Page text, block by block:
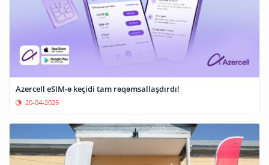
Azercell eSIM-ə keçidi tam rəqəmsallaşdırdı!
20-04-2026